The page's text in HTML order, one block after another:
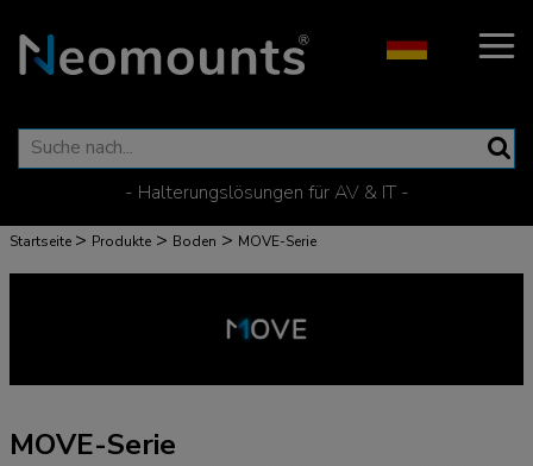
- Halterungslösungen für AV & IT -
Startseite > Produkte > Boden > MOVE-Serie
MOVE-Serie